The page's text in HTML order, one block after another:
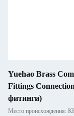
Yuehao Brass
Fittings
фитинги)
Место происхождения: